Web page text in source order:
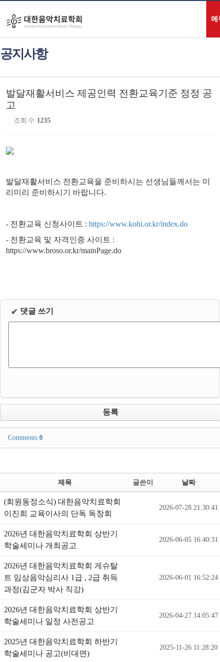
메
공지사항
발달재활서비스 제공인력 전환교육기준 정정 공
고
조회 수 1235
발달재활서비스 전환교육을 준비하시는 선생님들께서는 미
리미리 준비하시기 바랍니다.
- 전환교육 신청사이트 : https://www.kohi.or.kr/index.do
- 전환교육 및 자격인증 사이트 :
https://www.broso.or.kr/mainPage.do
✔ 댓글 쓰기
Comments 0
제목 글쓴이 날짜
(회원동정소식) 대한음악치료학회
이진희 교육이사의 단독 독창회
2026-07-28 21:30:41
2026년 대한음악치료학회 상반기
학술세미나 개최공고
2026-06-05 16:40:31
2026년 대한음악치료학회 게슈탈
트 임상음악심리사 1급 , 2급 취득
과정(김군자 박사 직강)
2026-06-01 16:52:24
2026년 대한음악치료학회 상반기
학술세미나 일정 사전공고
2026-04-27 14:05:47
2025년 대한음악치료학회 하반기
학술세미나 공고(비대면)
2025-11-26 11:28:20